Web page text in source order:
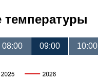
температуры
08:00 09:00 10:00